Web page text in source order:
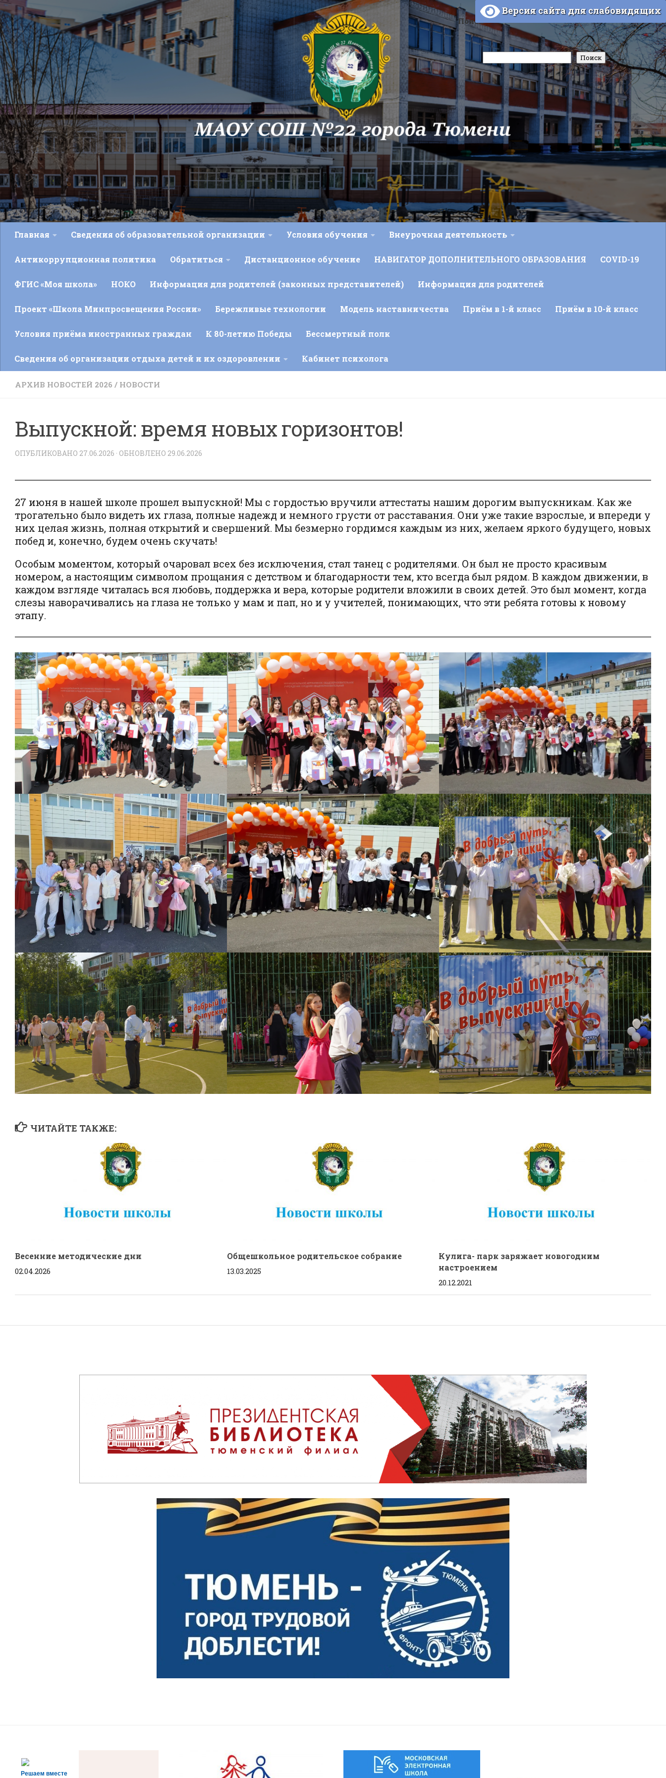
Skip to content Версия сайта для слабовидящих
Поиск
Поиск
Главная Сведения об образовательной организации Условия обучения Внеурочная деятельность
Антикоррупционная политика Обратиться Дистанционное обучение НАВИГАТОР ДОПОЛНИТЕЛЬНОГО ОБРАЗОВАНИЯ COVID-19
ФГИС «Моя школа» НОКО Информация для родителей (законных представителей) Информация для родителей
Проект «Школа Минпросвещения России» Бережливые технологии Модель наставничества Приём в 1-й класс Приём в 10-й класс
Условия приёма иностранных граждан К 80-летию Победы Бессмертный полк
Сведения об организации отдыха детей и их оздоровлении Кабинет психолога
АРХИВ НОВОСТЕЙ 2026 / НОВОСТИ
Выпускной: время новых горизонтов!
ОПУБЛИКОВАНО 27.06.2026 · ОБНОВЛЕНО 29.06.2026
27 июня в нашей школе прошел выпускной! Мы с гордостью вручили аттестаты нашим дорогим выпускникам. Как же
трогательно было видеть их глаза, полные надежд и немного грусти от расставания. Они уже такие взрослые, и впереди у
них целая жизнь, полная открытий и свершений. Мы безмерно гордимся каждым из них, желаем яркого будущего, новых
побед и, конечно, будем очень скучать!
Особым моментом, который очаровал всех без исключения, стал танец с родителями. Он был не просто красивым
номером, а настоящим символом прощания с детством и благодарности тем, кто всегда был рядом. В каждом движении, в
каждом взгляде читалась вся любовь, поддержка и вера, которые родители вложили в своих детей. Это был момент, когда
слезы наворачивались на глаза не только у мам и пап, но и у учителей, понимающих, что эти ребята готовы к новому
этапу.
ЧИТАЙТЕ ТАКЖЕ:
Весенние методические дни
02.04.2026
Общешкольное родительское собрание
13.03.2025
Кулига- парк заряжает новогодним
настроением
20.12.2021
Решаем вместе